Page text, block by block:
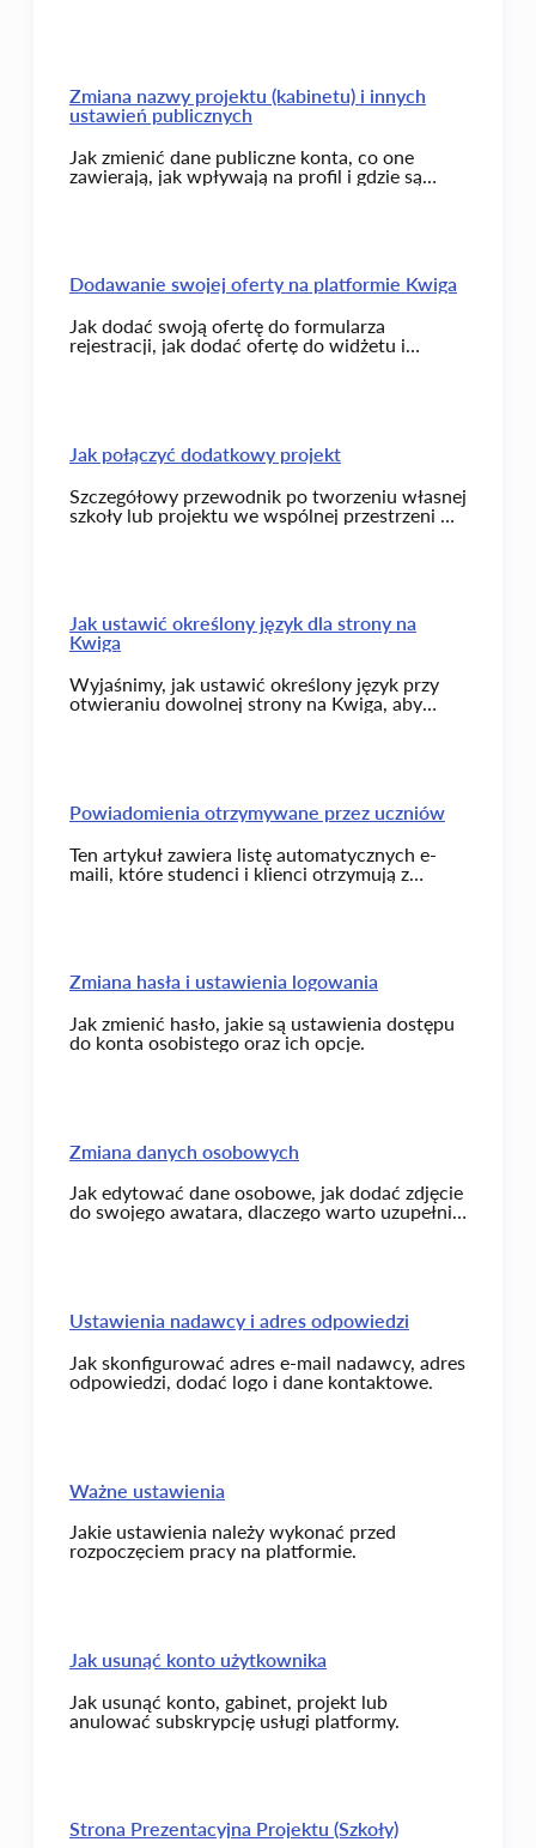
Zmiana nazwy projektu (kabinetu) i innych
ustawień publicznych
Jak zmienić dane publiczne konta, co one
zawierają, jak wpływają na profil i gdzie są
Dodawanie swojej oferty na platformie Kwiga
Jak dodać swoją ofertę do formularza
rejestracji, jak dodać ofertę do widżetu i
Jak połączyć dodatkowy projekt
Szczegółowy przewodnik po tworzeniu własnej
szkoły lub projektu we wspólnej przestrzeni —
Jak ustawić określony język dla strony na
Kwiga
Wyjaśnimy, jak ustawić określony język przy
otwieraniu dowolnej strony na Kwiga, aby
Powiadomienia otrzymywane przez uczniów
Ten artykuł zawiera listę automatycznych e-
maili, które studenci i klienci otrzymują z
Zmiana hasła i ustawienia logowania
Jak zmienić hasło, jakie są ustawienia dostępu
do konta osobistego oraz ich opcje.
Zmiana danych osobowych
Jak edytować dane osobowe, jak dodać zdjęcie
do swojego awatara, dlaczego warto uzupełnić
Ustawienia nadawcy i adres odpowiedzi
Jak skonfigurować adres e-mail nadawcy, adres
odpowiedzi, dodać logo i dane kontaktowe.
Ważne ustawienia
Jakie ustawienia należy wykonać przed
rozpoczęciem pracy na platformie.
Jak usunąć konto użytkownika
Jak usunąć konto, gabinet, projekt lub
anulować subskrypcję usługi platformy.
Strona Prezentacyjna Projektu (Szkoły)